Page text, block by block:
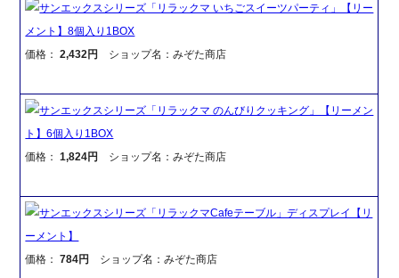
サンエックスシリーズ「リラックマ いちごスイーツパーティ」【リー
メント】8個入り1BOX
価格：2,432円 ショップ名：みぞた商店
サンエックスシリーズ「リラックマ のんびりクッキング」【リーメン
ト】6個入り1BOX
価格：1,824円 ショップ名：みぞた商店
サンエックスシリーズ「リラックマCafeテーブル」ディスプレイ【リ
ーメント】
価格：784円 ショップ名：みぞた商店